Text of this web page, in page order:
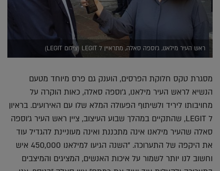
ראש העיר מילאנו, ג'וספה סאלה, מתראיין ל LEGIT (צילום LEGIT)
מסגרת טקס חלוקת הפרסים, הוענק גם פרס מיוחד מטעם
הנשיא לראש העיר מילאנו, ג'וספה סאלה, כאות הוקרה על
מחויבותו ליריד ולשיתוף הפעולה המלא שלו עם האירועים. בראיון
ל LEGIT, שהתקיים במהלך שבוע העיצוב, ציין ראש העיר ג'וספה
סאלה שהעיר מילאנו אינה מתכננת ואינה מעוניינת להגדיל עוד
את היקפה של התערוכה. "השנה הגיעו למילאנו 450,000 איש
וחשוב לנו יותר לשמור על איכות האנשים, המציגים והמיצבים